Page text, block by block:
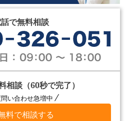
で無料相談
相談（60秒で完了）
い合わせ急増中
料で相談する